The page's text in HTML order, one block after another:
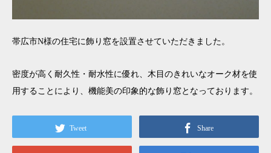
帯広市N様の住宅に飾り窓を設置させていただきました。
密度が高く耐久性・耐水性に優れ、木目のきれいなオーク材を使
用することにより、機能美の印象的な飾り窓となっております。
Tweet Share